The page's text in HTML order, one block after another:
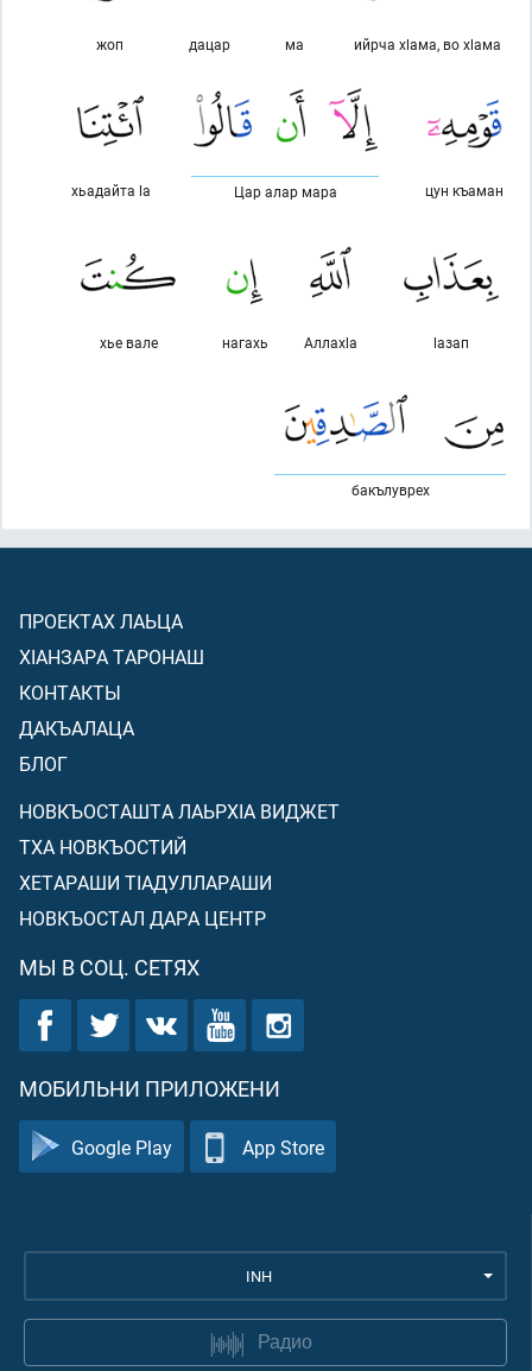
ийрча хlама, во хlама
ма
дацар
жоп
цун къаман
Цар алар мара
хьадайта lа
lазап
Аллахlа
нагахь
хье вале
бакълуврех
ПРОЕКТАХ ЛАЬЦА
ХIАНЗАРА ТАРОНАШ
КОНТАКТЫ
ДАКЪАЛАЦА
БЛОГ
НОВКЪОСТАШТА ЛАЬРХIА ВИДЖЕТ
ТХА НОВКЪОСТИЙ
ХЕТАРАШИ ТIАДУЛЛАРАШИ
НОВКЪОСТАЛ ДАРА ЦЕНТР
МЫ В СОЦ. СЕТЯХ
МОБИЛЬНИ ПРИЛОЖЕНИ
Google Play App Store
INH
Радио